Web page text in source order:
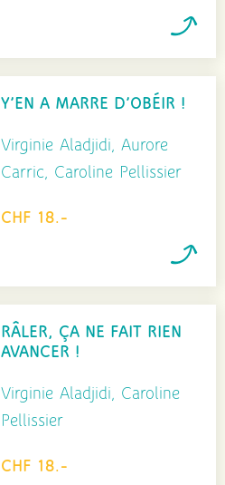
Y’EN A MARRE D’OBÉIR !
Virginie Aladjidi, Aurore
Carric, Caroline Pellissier
CHF 18.-
RÂLER, ÇA NE FAIT RIEN
AVANCER !
Virginie Aladjidi, Caroline
Pellissier
CHF 18.-